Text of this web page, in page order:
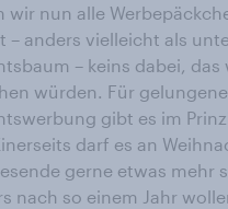
wir nun alle
– anders vielleicht als
– keins dabei,
würden. Für gelungene
gibt es im
darf es an
gerne etwas mehr
nach so einem Jahr